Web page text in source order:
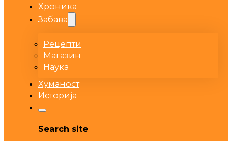
Хроника
Забава
Рецепти
Магазин
Наука
Хуманост
Историја
Search site